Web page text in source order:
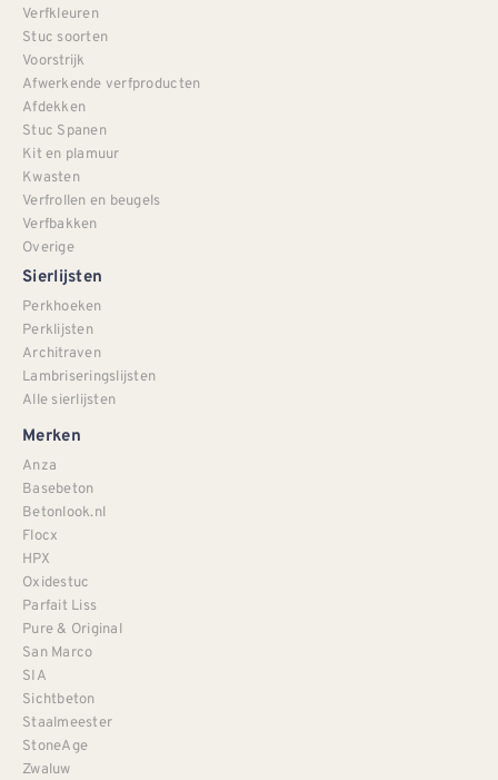
Verfkleuren
Stuc soorten
Voorstrijk
Afwerkende verfproducten
Afdekken
Stuc Spanen
Kit en plamuur
Kwasten
Verfrollen en beugels
Verfbakken
Overige
Sierlijsten
Perkhoeken
Perklijsten
Architraven
Lambriseringslijsten
Alle sierlijsten
Merken
Anza
Basebeton
Betonlook.nl
Flocx
HPX
Oxidestuc
Parfait Liss
Pure & Original
San Marco
SIA
Sichtbeton
Staalmeester
StoneAge
Zwaluw